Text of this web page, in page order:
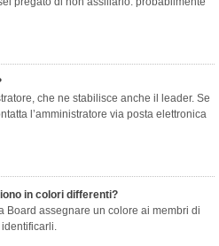
che ne stabilisce anche il leader. Se
l’amministratore via posta elettronica
in colori differenti?
Board assegnare un colore ai membri di